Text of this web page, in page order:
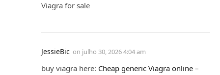
Viagra for sale
JessieBic on julho 30, 2026 4:04 am
buy viagra here: Cheap generic Viagra online –